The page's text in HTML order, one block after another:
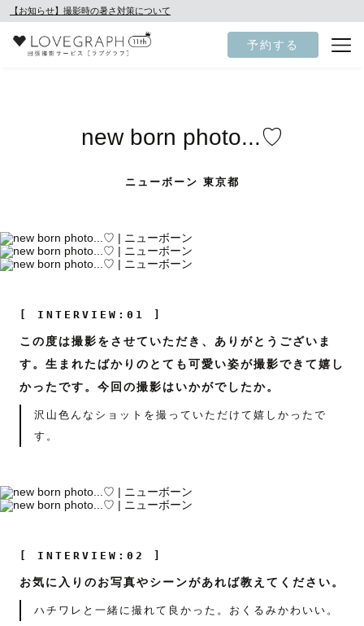
【お知らせ】撮影時の暑さ対策について
予約する
new born photo...♡
ニューボーン 東京都
[ INTERVIEW:01 ]
この度は撮影をさせていただき、ありがとうございま
す。生まれたばかりのとても可愛い姿が撮影できて嬉し
かったです。今回の撮影はいかがでしたか。
沢山色んなショットを撮っていただけて嬉しかったで
す。
[ INTERVIEW:02 ]
お気に入りのお写真やシーンがあれば教えてください。
ハチワレと一緒に撮れて良かった。おくるみかわいい。